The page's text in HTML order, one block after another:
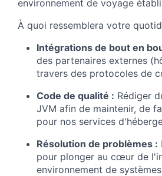
environnement de voyage
À quoi ressemblera votre
Intégrations de bout en
des partenaires externes
travers des protocoles de
Code de qualité : Rédiger
JVM afin de maintenir, de
pour nos services
Résolution de problèmes :
pour plonger au cœur de
environnement de